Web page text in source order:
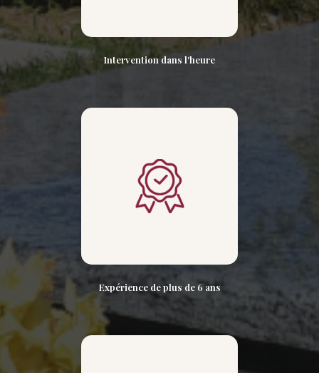
Intervention dans l'heure
Expérience de plus de 6 ans